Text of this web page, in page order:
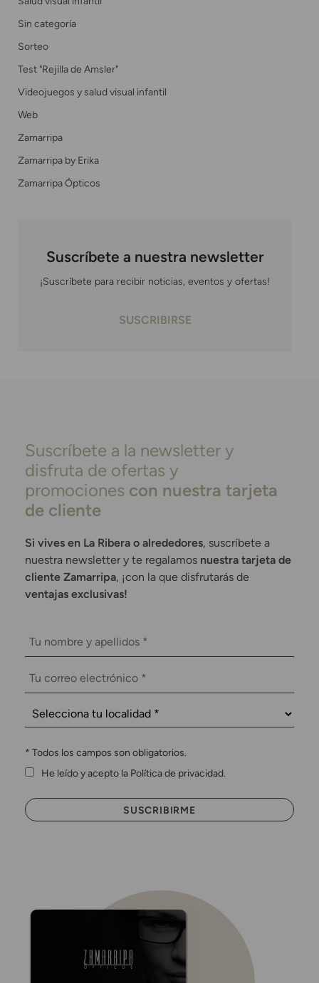
Sin categoría
Sorteo
Test "Rejilla de Amsler"
Videojuegos y salud visual infantil
Web
Zamarripa
Zamarripa by Erika
Zamarripa Ópticos
Suscríbete a nuestra newsletter
¡Suscríbete para recibir noticias, eventos y ofertas!
SUSCRIBIRSE
Suscríbete a la newsletter y
disfruta de ofertas y
promociones con nuestra tarjeta
de cliente
Si vives en La Ribera o alrededores, suscríbete a
nuestra newsletter y te regalamos nuestra tarjeta de
cliente Zamarripa, ¡con la que disfrutarás de
ventajas exclusivas!
* Todos los campos son obligatorios.
He leído y acepto la Política de privacidad.